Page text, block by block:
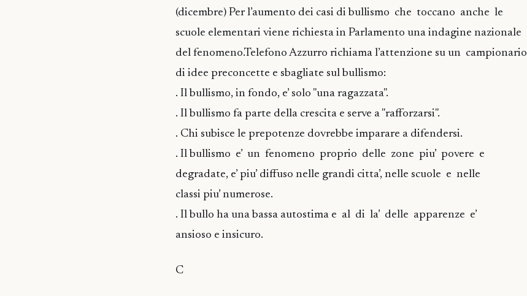
(dicembre) Per l’aumento dei casi di bullismo che toccano anche le
scuole elementari viene richiesta in Parlamento una indagine nazionale
del fenomeno.Telefono Azzurro richiama l’attenzione su un campionario
di idee preconcette e sbagliate sul bullismo:
. Il bullismo, in fondo, e’ solo "una ragazzata".
. Il bullismo fa parte della crescita e serve a "rafforzarsi".
. Chi subisce le prepotenze dovrebbe imparare a difendersi.
. Il bullismo e’ un fenomeno proprio delle zone piu’ povere e
degradate, e’ piu’ diffuso nelle grandi citta’, nelle scuole e nelle
classi piu’ numerose.
. Il bullo ha una bassa autostima e al di la’ delle apparenze e’
ansioso e insicuro.
C